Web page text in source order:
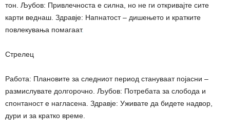
тон. Љубов: Привлечноста е силна, но не ги откривајте сите
карти веднаш. Здравје: Напнатост – дишењето и кратките
повлекувања помагаат.
Стрелец
Работа: Плановите за следниот период стануваат појасни –
размислувате долгорочно. Љубов: Потребата за слобода и
спонтаност е нагласена. Здравје: Уживате да бидете надвор,
дури и за кратко време.